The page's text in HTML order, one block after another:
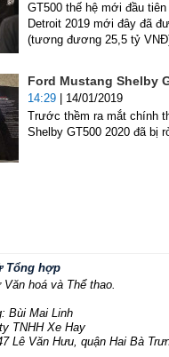
GT500 thế hệ mới đầu
Detroit 2019 mới đây đã
(tương đương 25,5 tỷ
Ford Mustang Shelby
14:29 | 14/01/2019
Trước thềm ra mắt chính
Shelby GT500 2020 đã bị
Tổng hợp
hoá và Thể thao.
Bùi Mai Linh
TNHH Xe Hay
Lê Văn Hưu, quận Hai Bà